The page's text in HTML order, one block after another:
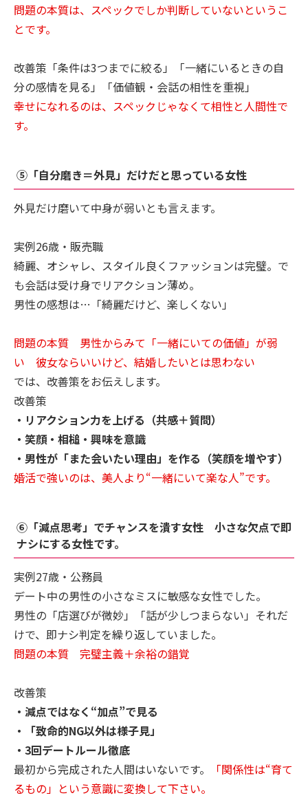
問題の本質は、スペックでしか判断していないというこ
とです。
改善策「条件は3つまでに絞る」「一緒にいるときの自
分の感情を見る」「価値観・会話の相性を重視」
幸せになれるのは、スペックじゃなくて相性と人間性で
す。
⑤「自分磨き＝外見」だけだと思っている女性
外見だけ磨いて中身が弱いとも言えます。
実例26歳・販売職
綺麗、オシャレ、スタイル良くファッションは完璧。で
も会話は受け身でリアクション薄め。
男性の感想は…「綺麗だけど、楽しくない」
問題の本質 男性からみて「一緒にいての価値」が弱
い 彼女ならいいけど、結婚したいとは思わない
では、改善策をお伝えします。
改善策
・リアクション力を上げる（共感＋質問）
・笑顔・相槌・興味を意識
・男性が「また会いたい理由」を作る（笑顔を増やす）
婚活で強いのは、美人より“一緒にいて楽な人”です。
⑥「減点思考」でチャンスを潰す女性 小さな欠点で即
ナシにする女性です。
実例27歳・公務員
デート中の男性の小さなミスに敏感な女性でした。
男性の「店選びが微妙」「話が少しつまらない」それだ
けで、即ナシ判定を繰り返していました。
問題の本質 完璧主義＋余裕の錯覚
改善策
・減点ではなく“加点”で見る
・「致命的NG以外は様子見」
・3回デートルール徹底
最初から完成された人間はいないです。
「関係性は“育て
るもの」という意識に変換して下さい。